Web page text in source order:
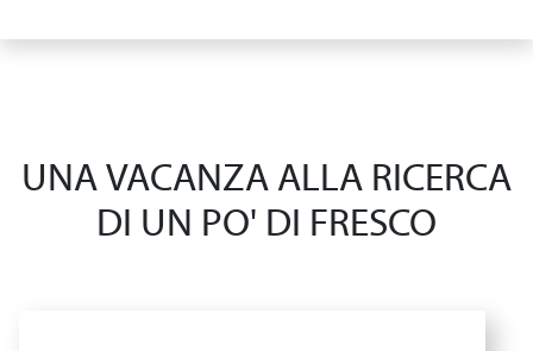
UNA VACANZA ALLA RICERCA
DI UN PO' DI FRESCO